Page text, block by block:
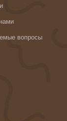
вопросы